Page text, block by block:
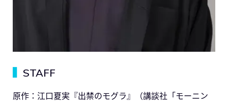
STAFF
原作：江口夏実『出禁のモグラ』（講談社「モーニン